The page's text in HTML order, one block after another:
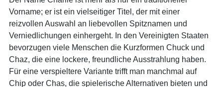
Vorname; er ist ein vielseitiger Titel, der mit einer
reizvollen Auswahl an liebevollen Spitznamen und
Verniedlichungen einhergeht. In den Vereinigten Staaten
bevorzugen viele Menschen die Kurzformen Chuck und
Chaz, die eine lockere, freundliche Ausstrahlung haben.
Für eine verspieltere Variante trifft man manchmal auf
Chip oder Chas, die spielerische Alternativen bieten und